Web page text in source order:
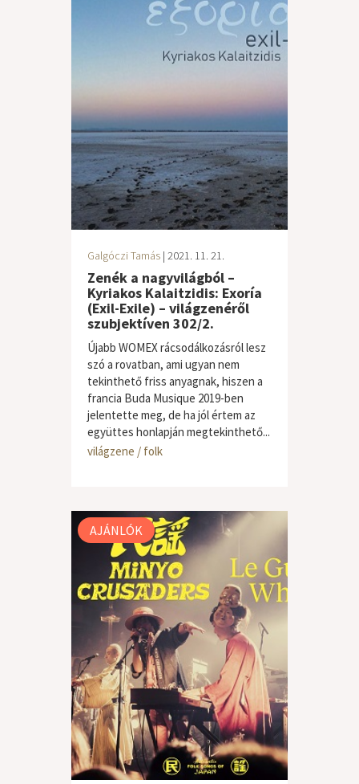
Galgóczi Tamás | 2021. 11. 21.
Zenék a nagyvilágból –
Kyriakos Kalaitzidis: Exoría
(Exil-Exile) – világzenéről
szubjektíven 302/2.
Újabb WOMEX rácsodálkozásról lesz
szó a rovatban, ami ugyan nem
tekinthető friss anyagnak, hiszen a
francia Buda Musique 2019-ben
jelentette meg, de ha jól értem az
együttes honlapján megtekinthető...
világzene / folk
AJÁNLÓK